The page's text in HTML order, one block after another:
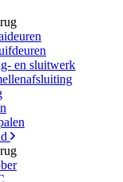
en sluitwerk